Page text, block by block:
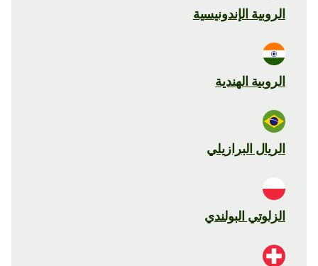
الروبية الإندونيسية
الروبية الهندية
الريال البرازيلي
الزلوتي البولندي